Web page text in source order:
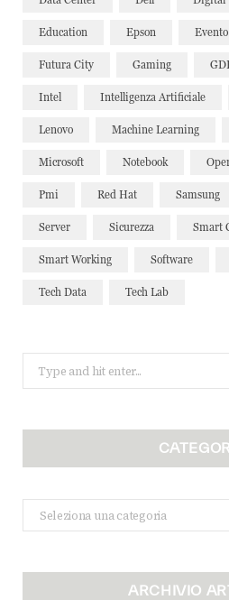
Education Epson Evento
Futura City Gaming
Intel Intelligenza Artificiale
Lenovo Machine Learning
Microsoft Notebook
Pmi Red Hat Samsung
Server Sicurezza Smart
Smart Working Software
Tech Data Tech Lab
for:
Categorie
ARCHIVIO